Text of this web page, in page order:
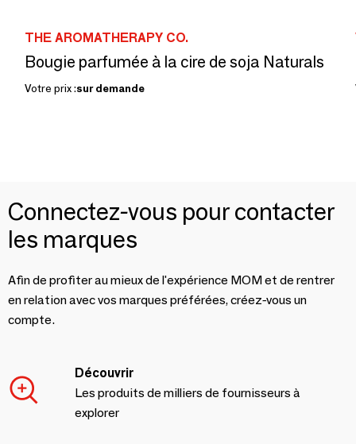
THE AROMATHERAPY CO.
Bougie parfumée à la cire de soja Naturals
Votre prix :sur demande
Connectez-vous pour contacter
les marques
Afin de profiter au mieux de l'expérience MOM et de rentrer
en relation avec vos marques préférées, créez-vous un
compte.
Découvrir
Les produits de milliers de fournisseurs à
explorer